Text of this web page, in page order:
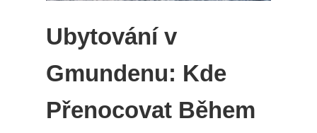
Ubytování v
Gmundenu: Kde
Přenocovat Během